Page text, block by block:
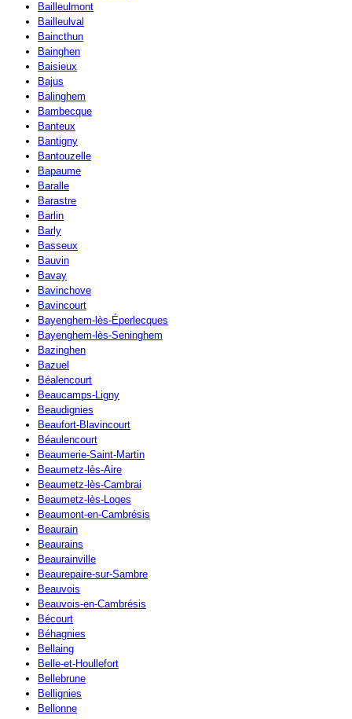
Bailleulmont
Bailleulval
Baincthun
Bainghen
Baisieux
Bajus
Balinghem
Bambecque
Banteux
Bantigny
Bantouzelle
Bapaume
Baralle
Barastre
Barlin
Barly
Basseux
Bauvin
Bavay
Bavinchove
Bavincourt
Bayenghem-lès-Éperlecques
Bayenghem-lès-Seninghem
Bazinghen
Bazuel
Béalencourt
Beaucamps-Ligny
Beaudignies
Beaufort-Blavincourt
Béaulencourt
Beaumerie-Saint-Martin
Beaumetz-lès-Aire
Beaumetz-lès-Cambrai
Beaumetz-lès-Loges
Beaumont-en-Cambrésis
Beaurain
Beaurains
Beaurainville
Beaurepaire-sur-Sambre
Beauvois
Beauvois-en-Cambrésis
Bécourt
Béhagnies
Bellaing
Belle-et-Houllefort
Bellebrune
Bellignies
Bellonne